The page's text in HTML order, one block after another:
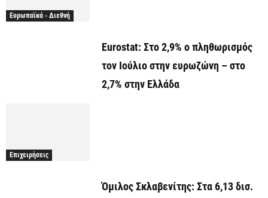
Ευρωπαϊκά - Διεθνή
Eurostat: Στο 2,9% ο πληθωρισμός
τον Ιούλιο στην ευρωζώνη – στο
2,7% στην Ελλάδα
Επιχειρήσεις
Όμιλος Σκλαβενίτης: Στα 6,13 δισ.